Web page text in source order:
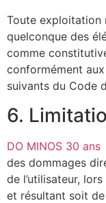
Toute exploitation
quelconque des
comme
conformément
suivants du Code
6.
DO MINOS 30 ans
des dommages
de l’utilisateur,
et résultant soit de